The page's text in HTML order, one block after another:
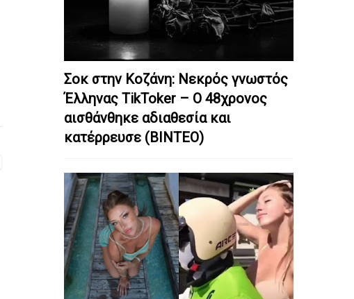
Σοκ στην Κοζάνη: Nεκρός γνωστός
Έλληνας TikToker – Ο 48χρονος
αισθάνθηκε αδιαθεσία και
κατέρρευσε (ΒΙΝΤΕΟ)